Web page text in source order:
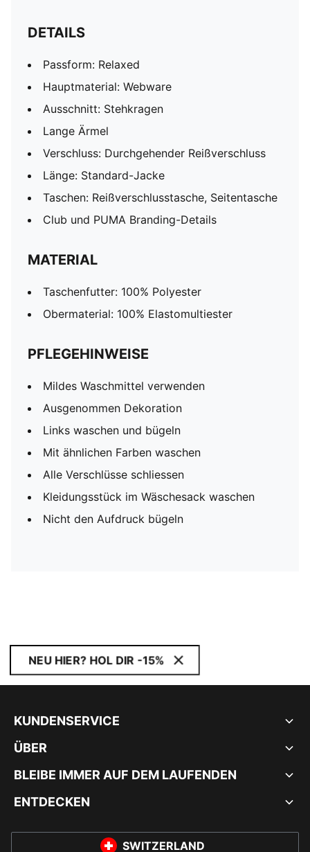
DETAILS
Passform: Relaxed
Hauptmaterial: Webware
Ausschnitt: Stehkragen
Lange Ärmel
Verschluss: Durchgehender Reißverschluss
Länge: Standard-Jacke
Taschen: Reißverschlusstasche, Seitentasche
Club und PUMA Branding-Details
MATERIAL
Taschenfutter: 100% Polyester
Obermaterial: 100% Elastomultiester
PFLEGEHINWEISE
Mildes Waschmittel verwenden
Ausgenommen Dekoration
Links waschen und bügeln
Mit ähnlichen Farben waschen
Alle Verschlüsse schliessen
Kleidungsstück im Wäschesack waschen
Nicht den Aufdruck bügeln
NEU HIER? HOL DIR -15%
KUNDENSERVICE
ÜBER
BLEIBE IMMER AUF DEM LAUFENDEN
ENTDECKEN
SWITZERLAND